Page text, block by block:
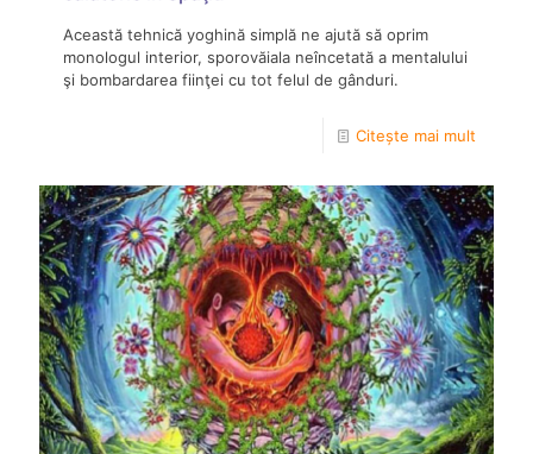
Această tehnică yoghină simplă ne ajută să oprim
monologul interior, sporovăiala neîncetată a mentalului
şi bombardarea fiinţei cu tot felul de gânduri.
Citește mai mult